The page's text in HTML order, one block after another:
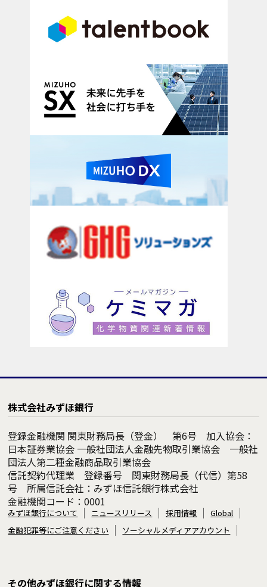
株式会社みずほ銀行
登録金融機関 関東財務局長（登金） 第6号 加入協会：
日本証券業協会 一般社団法人金融先物取引業協会 一般社
団法人第二種金融商品取引業協会
信託契約代理業 登録番号 関東財務局長（代信）第58
号 所属信託会社：みずほ信託銀行株式会社
金融機関コード：0001
みずほ銀行について ニュースリリース 採用情報
Global
金融犯罪等にご注意ください
ソーシャルメディアアカウント
その他みずほ銀行に関する情報